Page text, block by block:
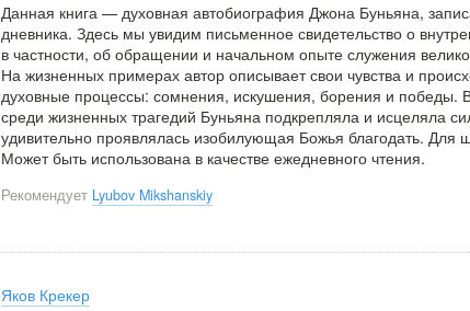
Данная книга — духовная автобиография Джона Буньяна,
дневника. Здесь мы увидим письменное свидетельство о
в частности, об обращении и начальном опыте служения
На жизненных примерах автор описывает свои чувства и
духовные процессы: сомнения, искушения, борения и победы.
среди жизненных трагедий Буньяна подкрепляла и исцеляла
удивительно проявлялась изобилующая Божья благодать. Для
Может быть использована в качестве ежедневного чтения.
Рекомендует Lyubov Mikshanskiy
Яков Крекер